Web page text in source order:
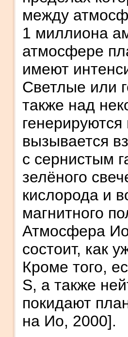
между
1 миллиона
атмосфере
имеют
Светлые или
также над
вызывается
с сернистым
зелёного
кислорода и
магнитного
Атмосфера
состоит, как
Кроме того,
S, а также
покидают
на Ио, 2000].